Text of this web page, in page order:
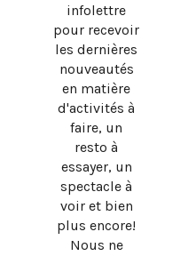
infolettre
pour recevoir
les dernières
nouveautés
en matière
d'activités à
faire, un
resto à
essayer, un
spectacle à
voir et bien
plus encore!
Nous ne
SUBWAY QUÉBEC : LE